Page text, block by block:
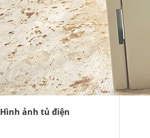
Hình ảnh tủ điện